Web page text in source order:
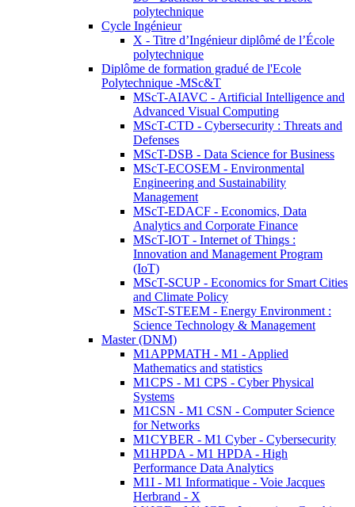
polytechnique
Cycle Ingénieur
X - Titre d’Ingénieur diplômé de l’École
polytechnique
Diplôme de formation gradué de l'Ecole
Polytechnique -MSc&T
MScT-AIAVC - Artificial Intelligence and
Advanced Visual Computing
MScT-CTD - Cybersecurity : Threats and
Defenses
MScT-DSB - Data Science for Business
MScT-ECOSEM - Environmental
Engineering and Sustainability
Management
MScT-EDACF - Economics, Data
Analytics and Corporate Finance
MScT-IOT - Internet of Things :
Innovation and Management Program
(IoT)
MScT-SCUP - Economics for Smart Cities
and Climate Policy
MScT-STEEM - Energy Environment :
Science Technology & Management
Master (DNM)
M1APPMATH - M1 - Applied
Mathematics and statistics
M1CPS - M1 CPS - Cyber Physical
Systems
M1CSN - M1 CSN - Computer Science
for Networks
M1CYBER - M1 Cyber - Cybersecurity
M1HPDA - M1 HPDA - High
Performance Data Analytics
M1I - M1 Informatique - Voie Jacques
Herbrand - X